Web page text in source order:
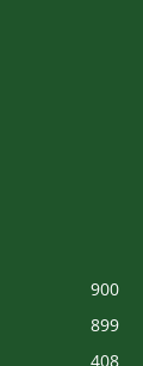
900
899
408